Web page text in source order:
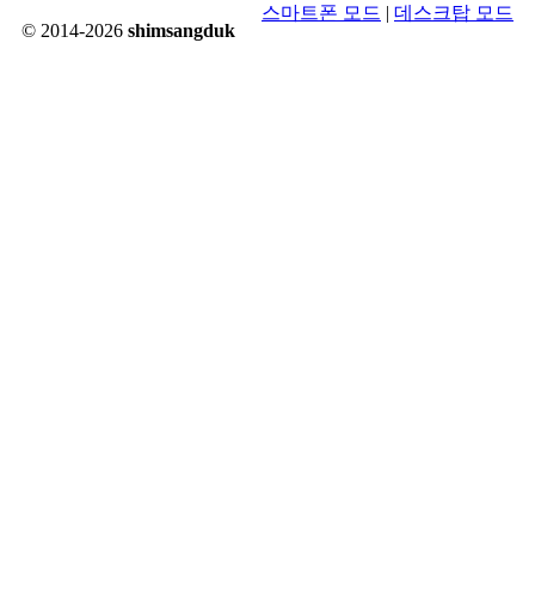
© 2014-2026 shimsangduk
스마트폰 모드 | 데스크탑 모드